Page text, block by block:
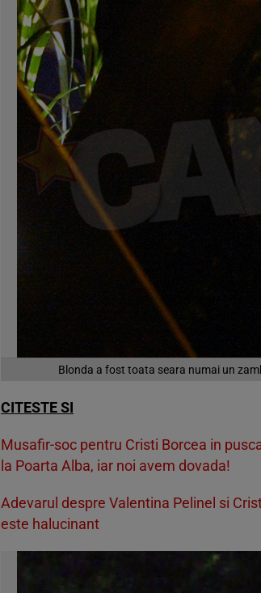
Blonda a fost toata seara numai un
CITESTE SI
Musafir-soc pentru Cristi Borcea in
la Poarta Alba, iar noi avem dovada!
Adevarul despre Valentina Pelinel si
este halucinant